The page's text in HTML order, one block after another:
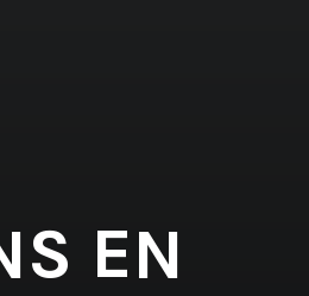
EN